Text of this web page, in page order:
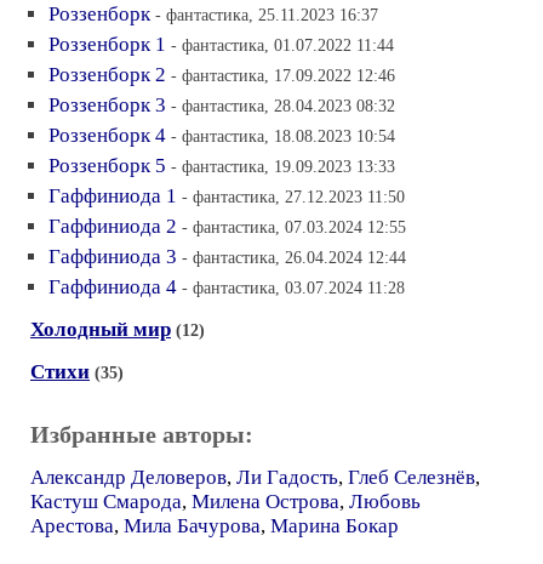
Роззенборк - фантастика, 25.11.2023 16:37
Роззенборк 1 - фантастика, 01.07.2022 11:44
Роззенборк 2 - фантастика, 17.09.2022 12:46
Роззенборк 3 - фантастика, 28.04.2023 08:32
Роззенборк 4 - фантастика, 18.08.2023 10:54
Роззенборк 5 - фантастика, 19.09.2023 13:33
Гаффиниода 1 - фантастика, 27.12.2023 11:50
Гаффиниода 2 - фантастика, 07.03.2024 12:55
Гаффиниода 3 - фантастика, 26.04.2024 12:44
Гаффиниода 4 - фантастика, 03.07.2024 11:28
Холодный мир (12)
Стихи (35)
Избранные авторы:
Александр Деловеров, Ли Гадость, Глеб Селезнёв,
Кастуш Смарода, Милена Острова, Любовь
Арестова, Мила Бачурова, Марина Бокар